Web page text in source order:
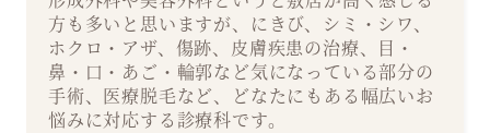
方も多いと思いますが、にきび、シミ・シワ、
ホクロ・アザ、傷跡、皮膚疾患の治療、目・
鼻・口・あご・輪郭など気になっている部分の
手術、医療脱毛など、どなたにもある幅広いお
悩みに対応する診療科です。